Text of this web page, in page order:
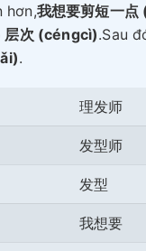
hơn,我想要剪短一
层次 (céngcì).Sau
.
理发师
发型师
发型
我想要